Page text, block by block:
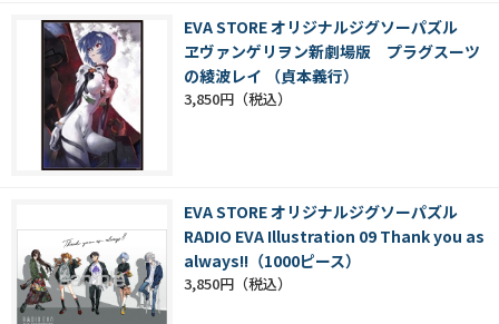
EVA STORE オリジナルジグソーパズル
ヱヴァンゲリヲン新劇場版 プラグスーツ
の綾波レイ （貞本義行）
3,850円
EVA STORE オリジナルジグソーパズル
RADIO EVA Illustration 09 Thank you as
always!!（1000ピース）
3,850円